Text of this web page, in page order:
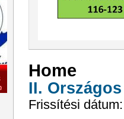
Home
II.
Frissítési